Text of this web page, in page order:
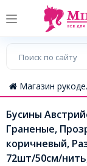
Магазин
Бусины
Граненые,
коричневый,
72шт/50см/